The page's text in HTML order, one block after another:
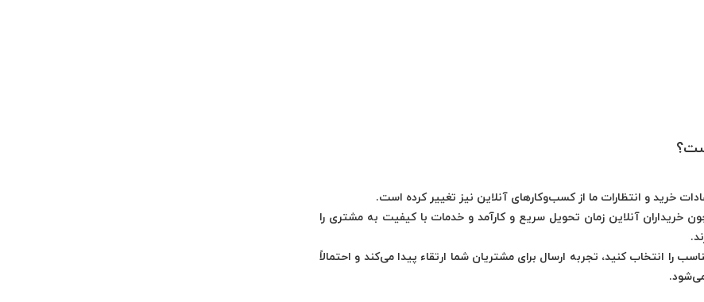
خرید و انتظارات ما از کسب‌وکارهای آنلاین نیز تغییر کرده است.
خریداران آنلاین زمان تحویل سریع و کارآمد و خدمات با کیفیت به مشتری را
را انتخاب کنید، تجربه ارسال برای مشتریان شما ارتقاء پیدا می‌کند و احتمالاً